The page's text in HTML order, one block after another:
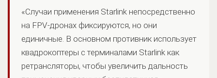
«Случаи применения Starlink непосредственно
на FPV-дронах фиксируются, но они
единичные. В основном противник использует
квадрокоптеры с терминалами Starlink как
ретрансляторы, чтобы увеличить дальность